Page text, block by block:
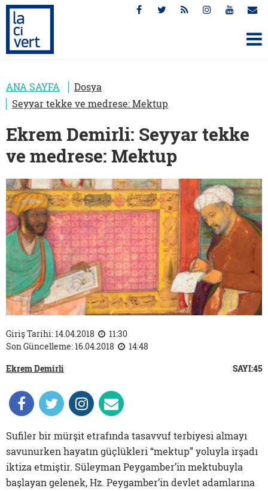
ANA SAYFA
Dosya
Seyyar tekke ve medrese: Mektup
Ekrem Demirli: Seyyar tekke
ve medrese: Mektup
Giriş Tarihi: 14.04.2018
11:30
Son Güncelleme: 16.04.2018
14:48
Ekrem Demirli
SAYI:45
Sufiler bir mürşit etrafında tasavvuf terbiyesi almayı
savunurken hayatın güçlükleri “mektup” yoluyla irşadı
iktiza etmiştir. Süleyman Peygamber’in mektubuyla
başlayan gelenek, Hz. Peygamber’in devlet adamlarına